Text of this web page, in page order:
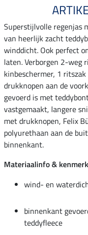
Superstijlvolle regenjas
van heerlijk zacht
winddicht. Ook perfect
laten. Verborgen 2-weg
kinbeschermer, 1
drukknopen aan de
gevoerd is met
vastgemaakt, langere
met drukknopen, Felix
polyurethaan aan de
binnenkant.
Materiaalinfo &
wind- en
binnenkant
teddyfleece